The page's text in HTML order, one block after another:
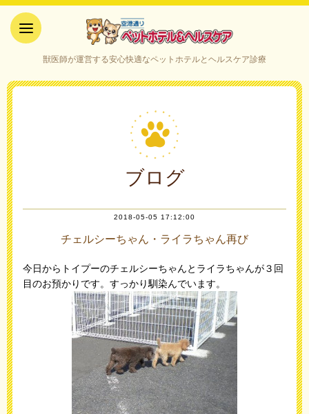
ケア｜山口県宇部市
獣医師が運営する安心快適なペットホテルとヘルスケア診療
ブログ
2018-05-05 17:12:00
チェルシーちゃん・ライラちゃん再び
今日からトイプーのチェルシーちゃんとライラちゃんが３回
目のお預かりです。すっかり馴染んでいます。